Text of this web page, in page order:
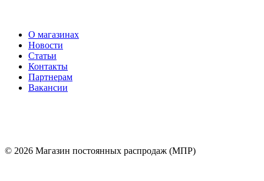
О магазинах
Новости
Статьи
Контакты
Партнерам
Вакансии
© 2026 Магазин постоянных распродаж (МПР)